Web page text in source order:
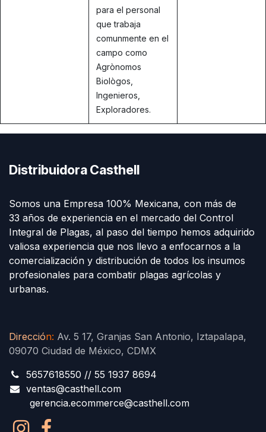
para el personal
que trabaja
comunmente en el
campo como
Agrònomos
Biològos,
Ingenieros,
Exploradores.
Distribuidora Casthell
Somos una Empresa 100% Mexicana, con más de
33 años de experiencia en el mercado del Control
Integral de Plagas, al paso del tiempo hemos adquirido
valiosa experiencia que nos llevo a enfocarnos a la
comercialización y distribución de todos los insumos
profesionales para combatir plagas agrícolas y
urbanas.
Dirección: Av. 5 17, Granjas San Antonio, Iztapalapa,
09070 Ciudad de México, CDMX
5657618550 // 55 1937 8694
ventas@casthell.com
gerencia.ecommerce@casthell.com